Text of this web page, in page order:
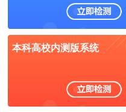
本科高校内测版系统